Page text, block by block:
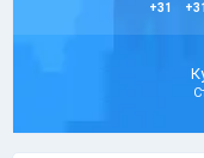
+31 +31